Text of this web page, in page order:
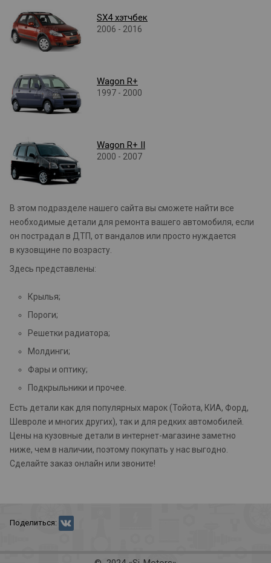
SX4 хэтчбек
2006 - 2016
Wagon R+
1997 - 2000
Wagon R+ II
2000 - 2007
В этом подразделе нашего сайта вы сможете найти все
необходимые детали для ремонта вашего автомобиля, если
он пострадал в ДТП, от вандалов или просто нуждается
в кузовщине по возрасту.
Здесь представлены:
Крылья;
Пороги;
Решетки радиатора;
Молдинги;
Фары и оптику;
Подкрыльники и прочее.
Есть детали как для популярных марок (Тойота, КИА, Форд,
Шевроле и многих других), так и для редких автомобилей.
Цены на кузовные детали в интернет-магазине заметно
ниже, чем в наличии, поэтому покупать у нас выгодно.
Сделайте заказ онлайн или звоните!
Поделиться: